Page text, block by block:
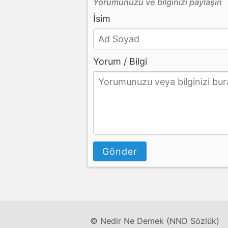
İsim
Yorum / Bilgi
Gönder
© Nedir Ne Demek (NND Sözlük)